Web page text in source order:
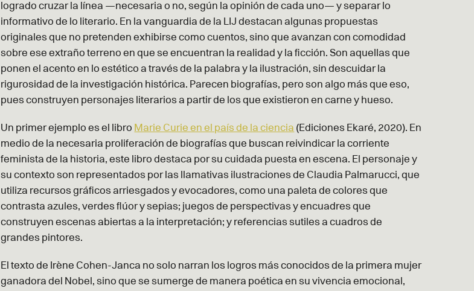
logrado cruzar la línea —necesaria o no, según la opinión de cada uno— y separar lo
informativo de lo literario. En la vanguardia de la LIJ destacan algunas propuestas
originales que no pretenden exhibirse como cuentos, sino que avanzan con comodidad
sobre ese extraño terreno en que se encuentran la realidad y la ficción. Son aquellas que
ponen el acento en lo estético a través de la palabra y la ilustración, sin descuidar la
rigurosidad de la investigación histórica. Parecen biografías, pero son algo más que eso,
pues construyen personajes literarios a partir de los que existieron en carne y hueso.
Un primer ejemplo es el libro Marie Curie en el país de la ciencia (Ediciones Ekaré, 2020). En
medio de la necesaria proliferación de biografías que buscan reivindicar la corriente
feminista de la historia, este libro destaca por su cuidada puesta en escena. El personaje y
su contexto son representados por las llamativas ilustraciones de Claudia Palmarucci, que
utiliza recursos gráficos arriesgados y evocadores, como una paleta de colores que
contrasta azules, verdes flúor y sepias; juegos de perspectivas y encuadres que
construyen escenas abiertas a la interpretación; y referencias sutiles a cuadros de
grandes pintores.
El texto de Irène Cohen-Janca no solo narran los logros más conocidos de la primera mujer
ganadora del Nobel, sino que se sumerge de manera poética en su vivencia emocional,